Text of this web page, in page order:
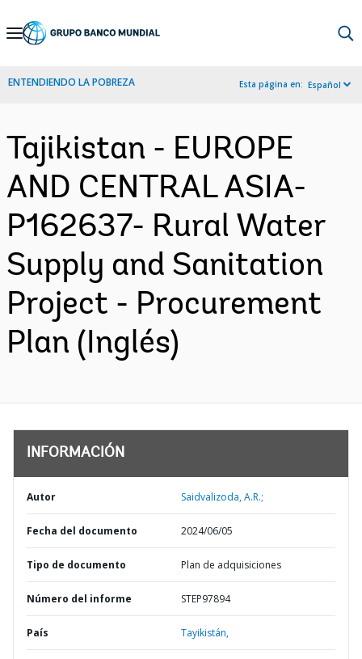
Skip
Navigation
ENTENDIENDO LA POBREZA Esta página en: Español
Tajikistan - EUROPE
AND CENTRAL ASIA-
P162637- Rural Water
Supply and Sanitation
Project - Procurement
Plan (Inglés)
INFORMACIÓN
Autor Saidvalizoda, A.R.;
Fecha del documento 2024/06/05
Tipo de documento Plan de adquisiciones
Número del informe STEP97894
País Tayikistán,